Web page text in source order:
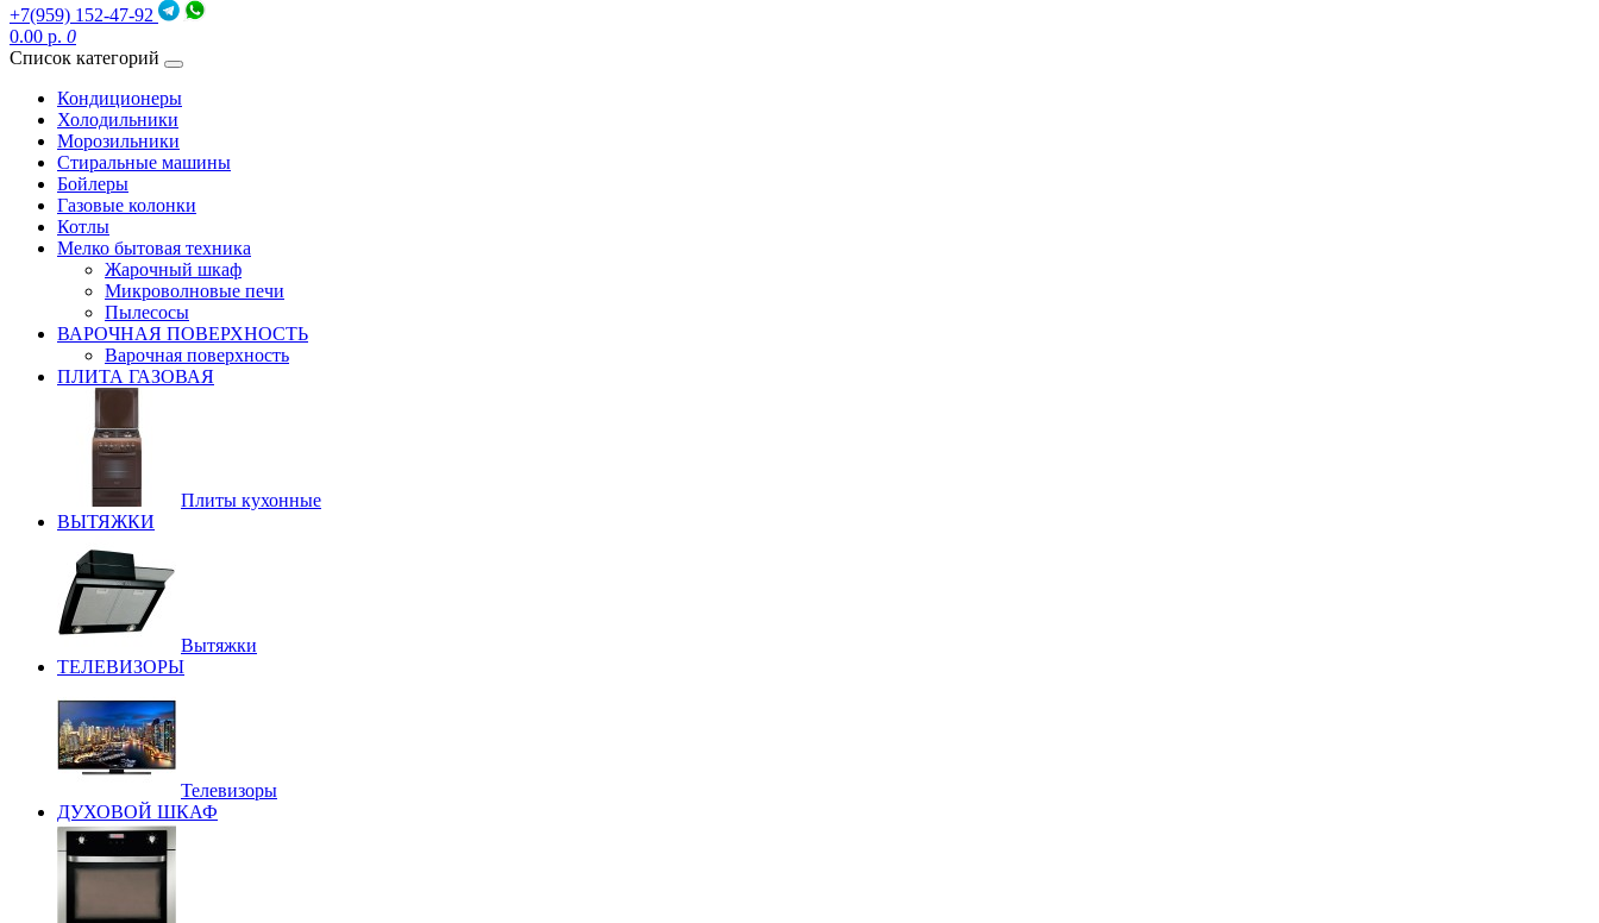
+7(959) 152-47-92
0.00 р. 0
Список категорий
Кондиционеры
Холодильники
Морозильники
Стиральные машины
Бойлеры
Газовые колонки
Котлы
Мелко бытовая техника
Жарочный шкаф
Микроволновые печи
Пылесосы
ВАРОЧНАЯ ПОВЕРХНОСТЬ
Варочная поверхность
ПЛИТА ГАЗОВАЯ
Плиты кухонные
ВЫТЯЖКИ
Вытяжки
ТЕЛЕВИЗОРЫ
Телевизоры
ДУХОВОЙ ШКАФ